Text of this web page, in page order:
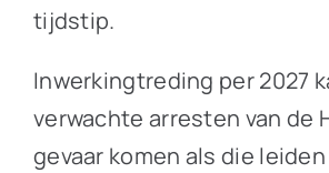
tijdstip.
Inwerkingtreding per 2027
verwachte arresten van de
gevaar komen als die